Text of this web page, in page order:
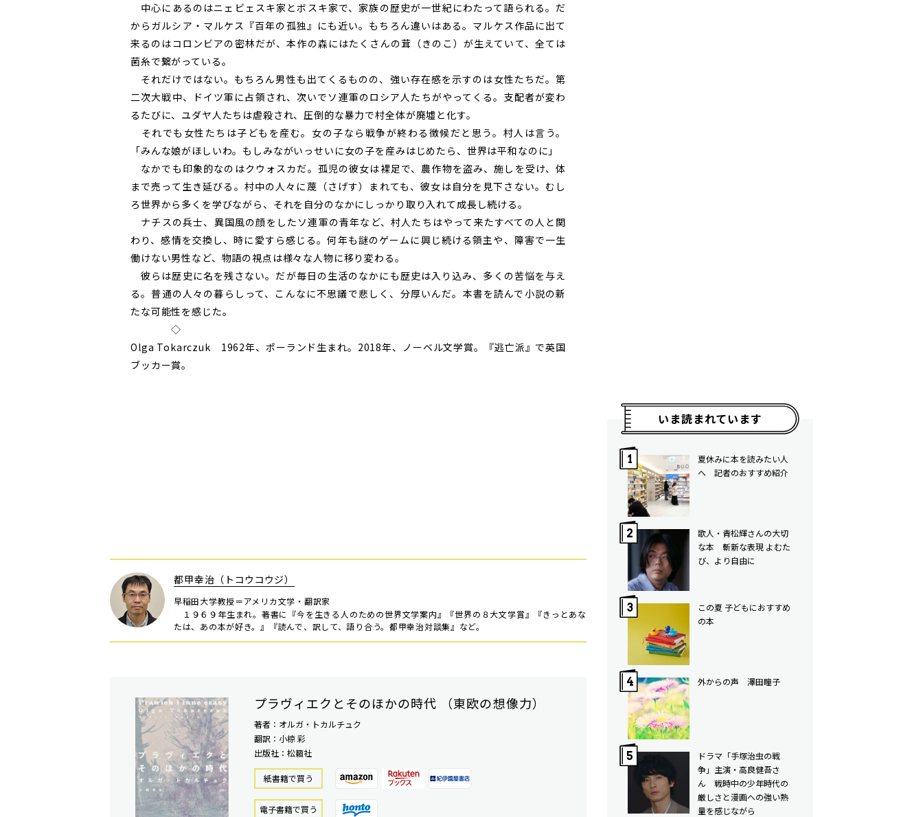
中心にあるのはニェビェスキ家とボスキ家で、家族の歴史が一世紀にわたって語られる。だ
からガルシア・マルケス『百年の孤独』にも近い。もちろん違いはある。マルケス作品に出て
来るのはコロンビアの密林だが、本作の森にはたくさんの茸（きのこ）が生えていて、全ては
菌糸で繋がっている。
それだけではない。もちろん男性も出てくるものの、強い存在感を示すのは女性たちだ。第
二次大戦中、ドイツ軍に占領され、次いでソ連軍のロシア人たちがやってくる。支配者が変わ
るたびに、ユダヤ人たちは虐殺され、圧倒的な暴力で村全体が廃墟と化す。
それでも女性たちは子どもを産む。女の子なら戦争が終わる徴候だと思う。村人は言う。
「みんな娘がほしいわ。もしみながいっせいに女の子を産みはじめたら、世界は平和なのに」
なかでも印象的なのはクウォスカだ。孤児の彼女は裸足で、農作物を盗み、施しを受け、体
まで売って生き延びる。村中の人々に蔑（さげす）まれても、彼女は自分を見下さない。むし
ろ世界から多くを学びながら、それを自分のなかにしっかり取り入れて成長し続ける。
ナチスの兵士、異国風の顔をしたソ連軍の青年など、村人たちはやって来たすべての人と関
わり、感情を交換し、時に愛すら感じる。何年も謎のゲームに興じ続ける領主や、障害で一生
働けない男性など、物語の視点は様々な人物に移り変わる。
彼らは歴史に名を残さない。だが毎日の生活のなかにも歴史は入り込み、多くの苦悩を与え
る。普通の人々の暮らしって、こんなに不思議で悲しく、分厚いんだ。本書を読んで小説の新
たな可能性を感じた。
◇
Olga Tokarczuk 1962年、ポーランド生まれ。2018年、ノーベル文学賞。『逃亡派』で英国
ブッカー賞。
都甲幸治（トコウコウジ）
早稲田大学教授＝アメリカ文学・翻訳家
１９６９年生まれ。著書に『今を生きる人のための世界文学案内』『世界の８大文学賞』『きっとあな
たは、あの本が好き。』『読んで、訳して、語り合う。都甲幸治対談集』など。
プラヴィエクとそのほかの時代 （東欧の想像力）
著者：オルガ・トカルチュク
翻訳：小椋 彩
出版社：松籟社
紙書籍で買う
電⼦書籍で買う
いま読まれています
夏休みに本を読みたい人
へ 記者のおすすめ紹介
歌人・青松輝さんの大切
な本 斬新な表現 よむた
び、より自由に
この夏 子どもにおすすめ
の本
外からの声 澤田瞳子
ドラマ「手塚治虫の戦
争」主演・高良健吾さ
ん 戦時中の少年時代の
厳しさと漫画への強い熱
量を感じながら